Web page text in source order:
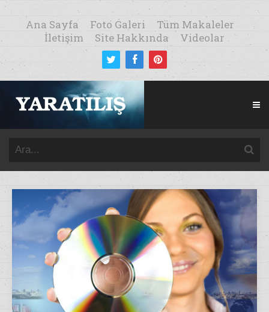
Ana Sayfa Foto Galeri
Tüm Makaleler
İletişim
Site Hakkında Videolar